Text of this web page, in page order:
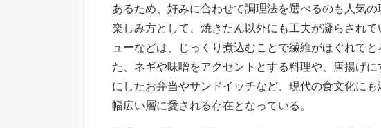
あるため、好みに合わせて調理法を選べるのも人気
楽しみ方として、焼きたん以外にも工夫が凝らされ
ューなどは、じっくり煮込むことで繊維がほぐれて
た、ネギや味噌をアクセントとする料理や、唐揚げ
にしたお弁当やサンドイッチなど、現代の食文化に
幅広い層に愛される存在となっている。